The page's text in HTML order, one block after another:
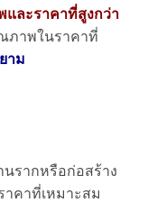
และราคาที่สูงกว่า
ภาพในราคาที่
าม
นรากหรือก่อสร้าง
คาที่เหมาะสม